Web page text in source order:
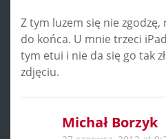
Z tym luzem się nie zgodzę,
do końca. U mnie trzeci
tym etui i nie da się go tak
zdjęciu.
Michał Borzyk